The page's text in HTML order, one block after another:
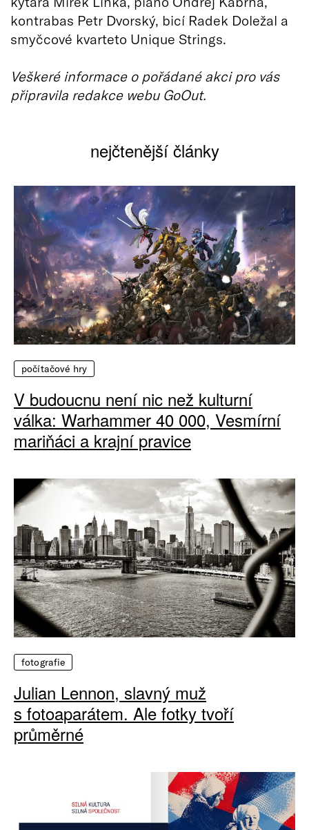
kontrabas Petr Dvorský, bicí Radek Doležal a
smyčcové kvarteto Unique Strings.
Veškeré informace o pořádané akci pro vás
připravila redakce webu GoOut.
nejčtenější články
počítačové hry
V budoucnu není nic než kulturní
válka: Warhammer 40 000, Vesmírní
mariňáci a krajní pravice
fotografie
Julian Lennon, slavný muž
s fotoaparátem. Ale fotky tvoří
průměrné